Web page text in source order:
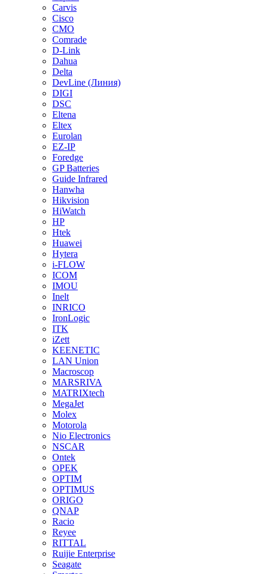
Carvis
Cisco
CMO
Comrade
D-Link
Dahua
Delta
DevLine (Линия)
DIGI
DSC
Eltena
Eltex
Eurolan
EZ-IP
Foredge
GP Batteries
Guide Infrared
Hanwha
Hikvision
HiWatch
HP
Htek
Huawei
Hytera
i-FLOW
ICOM
IMOU
Inelt
INRICO
IronLogic
ITK
iZett
KEENETIC
LAN Union
Macroscop
MARSRIVA
MATRIXtech
MegaJet
Molex
Motorola
Nio Electronics
NSCAR
Ontek
OPEK
OPTIM
OPTIMUS
ORIGO
QNAP
Racio
Reyee
RITTAL
Ruijie Enterprise
Seagate